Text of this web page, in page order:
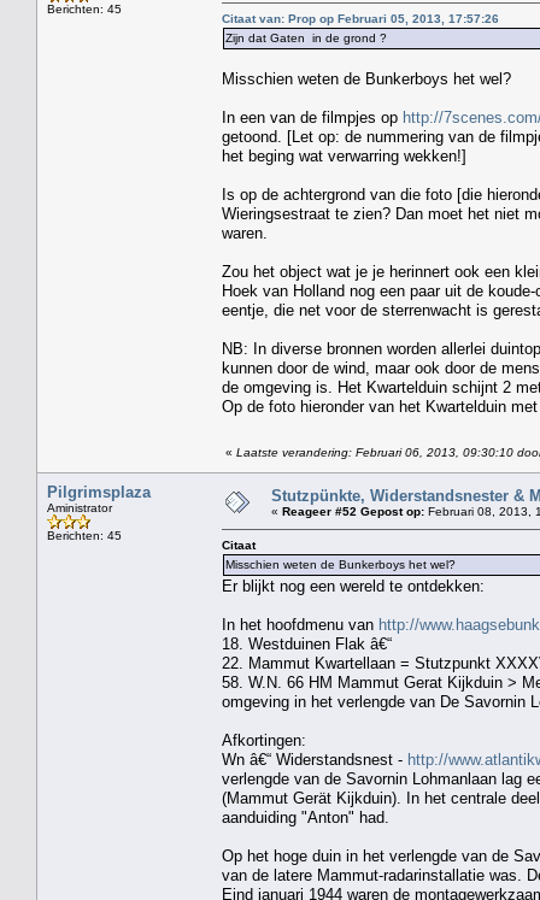
Berichten: 45
Citaat van: Prop op Februari 05, 2013, 17:57:26
Zijn dat Gaten in de grond ?
Misschien weten de Bunkerboys het wel?
In een van de filmpjes op http://
getoond. [Let op: de nummering van de
het beging wat verwarring wekken!]
Is op de achtergrond van die foto [die
Wieringsestraat te zien? Dan moet het niet
waren.
Zou het object wat je je herinnert ook een
Hoek van Holland nog een paar uit de
eentje, die net voor de sterrenwacht is
NB: In diverse bronnen worden allerlei
kunnen door de wind, maar ook door de
de omgeving is. Het Kwartelduin schijnt 2
Op de foto hieronder van het Kwartelduin
« Laatste verandering: Februari 06, 2013, 09:30:10
Pilgrimsplaza
Aministrator
Berichten: 45
Stutzpünkte, Widerstandsnester &
« Reageer #52 Gepost op: Februari 08, 2013,
Citaat
Misschien weten de Bunkerboys het wel?
Er blijkt nog een wereld te ontdekken:
In het hoofdmenu van http://
18. Westduinen Flak â€“
22. Mammut Kwartellaan = Stutzpunkt
58. W.N. 66 HM Mammut Gerat Kijkduin >
omgeving in het verlengde van De Savornin
Afkortingen:
Wn â€“ Widerstandsnest - http://
verlengde van de Savornin Lohmanlaan lag
(Mammut Gerät Kijkduin). In het centrale
aanduiding "Anton" had.
Op het hoge duin in het verlengde van de
van de latere Mammut-radarinstallatie was.
Eind januari 1944 waren de